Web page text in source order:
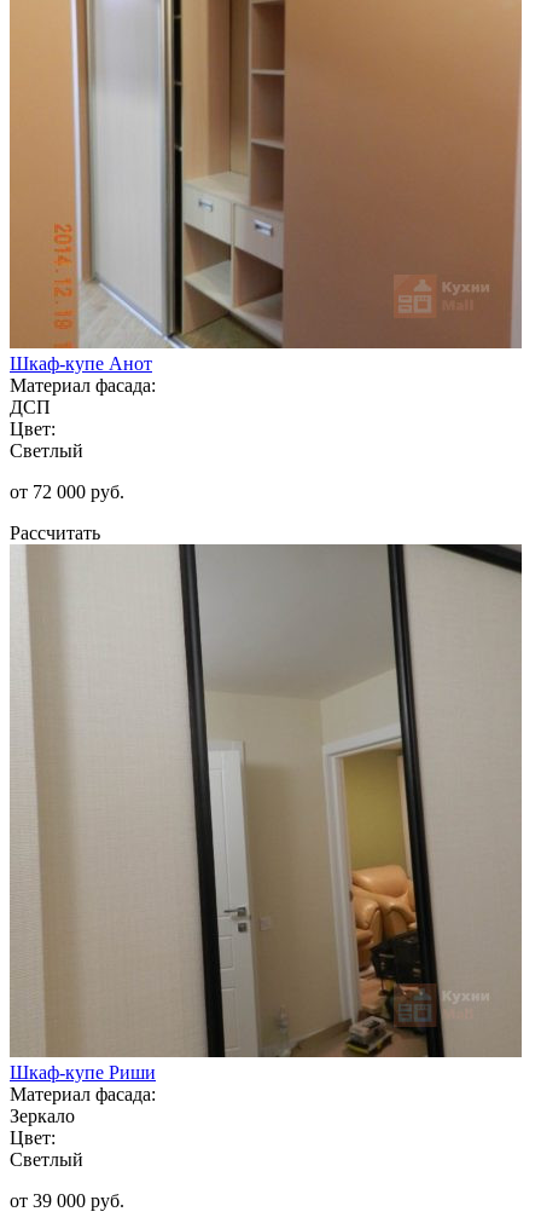
Шкаф-купе Анот
Материал фасада:
ДСП
Цвет:
Светлый
от 72 000 руб.
Рассчитать
Шкаф-купе Риши
Материал фасада:
Зеркало
Цвет:
Светлый
от 39 000 руб.